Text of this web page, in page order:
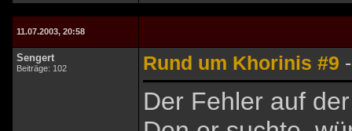
11.07.2003, 20:58
Sengert
Beiträge: 102 Rund um Khorinis #9 -
Der Fehler auf